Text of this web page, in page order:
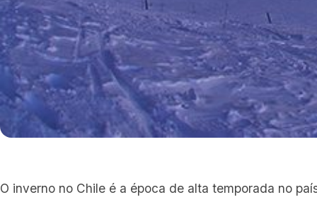
O inverno no Chile é a época de alta temporada no